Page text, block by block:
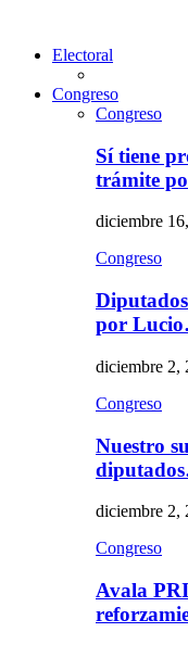
Electoral
Congreso
Congreso
Sí tiene
trámite
diciembre
Congreso
por
diciembre 2,
Congreso
Nuestro
diciembre 2,
Congreso
Avala